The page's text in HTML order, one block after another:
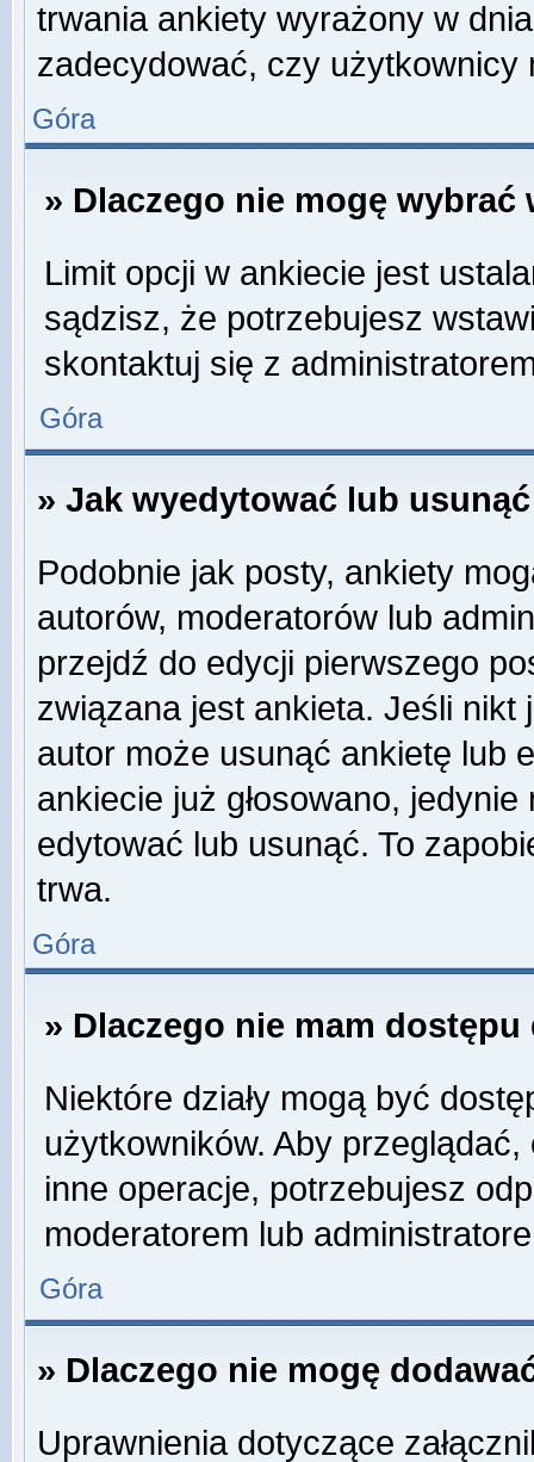
trwania ankiety wyrażony w
zadecydować, czy użytkownicy
Góra
» Dlaczego nie mogę wybrać
Limit opcji w ankiecie jest
sądzisz, że potrzebujesz
skontaktuj się z
Góra
» Jak wyedytować lub
Podobnie jak posty, ankiety
autorów, moderatorów lub
przejdź do edycji pierwszego
związana jest ankieta. Jeśli nikt
autor może usunąć ankietę lub
ankiecie już głosowano,
edytować lub usunąć. To
trwa.
Góra
» Dlaczego nie mam dostępu
Niektóre działy mogą być
użytkowników. Aby
inne operacje, potrzebujesz
moderatorem lub
Góra
» Dlaczego nie mogę
Uprawnienia dotyczące